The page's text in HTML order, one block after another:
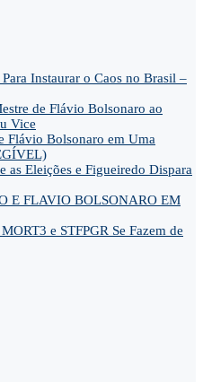
Instaurar o Caos no Brasil –
de Flávio Bolsonaro ao
Vice
Flávio Bolsonaro em Uma
as Eleições e Figueiredo Dispara
E FLAVIO BOLSONARO EM
e STFPGR Se Fazem de